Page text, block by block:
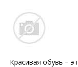
Красивая обувь –